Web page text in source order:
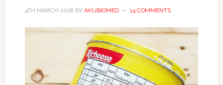
ke
4TH MARCH 2018 BY AKUBIOMED 14 COMMENTS